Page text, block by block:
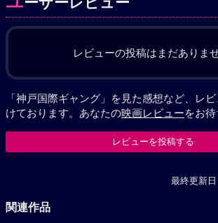
レビューの投稿はまだありませ
「神戸国際ギャング」を見た感想など、レ
けております。あなたの映画レビューをお待
レビューを投稿する
最終更新
関連作品